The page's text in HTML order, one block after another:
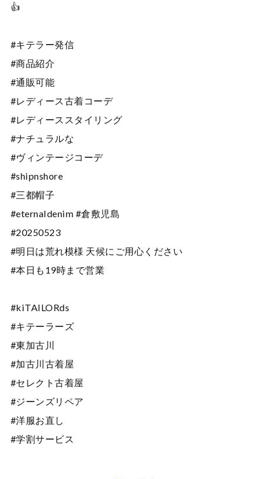
👍
#キテラー発信
#商品紹介
#通販可能
#レディース古着コーデ
#レディーススタイリング
#ナチュラルな
#ヴィンテージコーデ
#shipnshore
#三都帽子
#eternaldenim #倉敷児島
#20250523
#明日は荒れ模様 天候にご用心ください
#本日も19時まで営業
#kiTAILORds
#キテーラーズ
#東加古川
#加古川古着屋
#セレクト古着屋
#ジーンズリペア
#洋服お直し
#学割サービス